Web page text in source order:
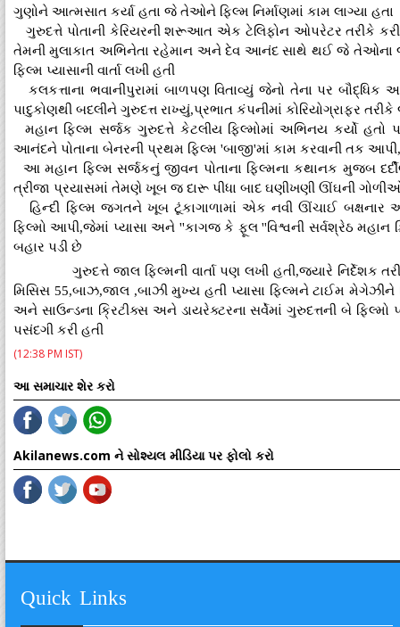
ગુણોને આત્મસાત કર્યા હતા જે તેઓને ફિલ્મ નિર્માણમાં કામ લાગ્યા હતા
ગુરુદત્તે પોતાની કેરિયરની શરૂઆત એક ટેલિફોન ઓપરેટર તરીકે કરી
તેમની મુલાકાત અભિનેતા રહેમાન અને દેવ આનંદ સાથે થઈ જે તેઓના
ફિલ્મ પ્યાસાની વાર્તા લખી હતી
કલકત્તાના ભવાનીપુરામાં બાળપણ વિતાવ્યું જેનો તેના પર
પાદુકોણથી બદલીને ગુરુદત્ત રાખ્યું,પ્રભાત કંપનીમાં કોરિયોગ્રાફર
મહાન ફિલ્મ સર્જક ગુરુદત્તે કેટલીય ફિલ્મોમાં અભિનય કર્યો
આનંદને પોતાના બેનરની પ્રથમ ફિલ્મ 'બાજી'માં કામ કરવાની તક
આ મહાન ફિલ્મ સર્જકનું જીવન પોતાના ફિલ્મના કથાનક મુજબ
ત્રીજા પ્રયાસમાં તેમણે ખૂબ જ દારૂ પીધા બાદ ઘણીખણી ઊંઘની ગોળીઓ
હિન્દી ફિલ્મ જગતને ખૂબ ટૂંકાગાળામાં એક નવી ઊંચાઈ બક્ષનાર
ફિલ્મો આપી,જેમાં પ્યાસા અને ''કાગજ કે ફૂલ ''વિશ્વની સર્વશ્રેઠ મહાન
બહાર પડી છે
ગુરુદત્તે જાલ ફિલ્મની વાર્તા પણ લખી હતી,જ્યારે નિર્દેશક
મિસિસ 55,બાઝ,જાલ ,બાઝી મુખ્ય હતી પ્યાસા ફિલ્મને ટાઈમ મેગેઝીને
અને સાઉન્ડના ક્રિટીક્સ અને ડાયરેક્ટરના સર્વેમાં ગુરુદત્તની બે
પસંદગી કરી હતી
(12:38 PM IST)
આ સમાચાર શેર કરો
Akilanews.com ને સોશ્યલ મીડિયા પર ફોલો કરો
Quick Links